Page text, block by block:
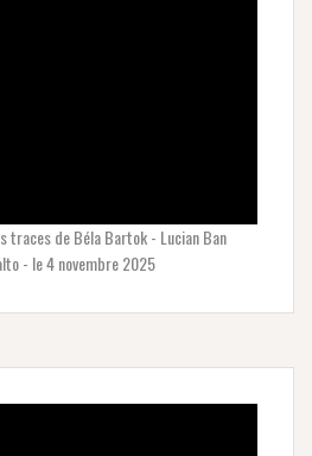
traces de Béla Bartok - Lucian Ban
- le 4 novembre 2025